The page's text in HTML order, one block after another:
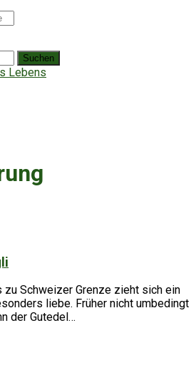
zu Schweizer Grenze zieht sich ein
liebe. Früher nicht umbedingt
der Gutedel…